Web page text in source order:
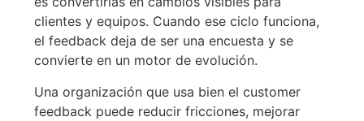
clientes y equipos. Cuando ese ciclo funciona,
el feedback deja de ser una encuesta y se
convierte en un motor de evolución.
Una organización que usa bien el customer
feedback puede reducir fricciones, mejorar